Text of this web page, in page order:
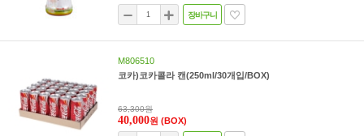
장바구니
M806510
코카)코카콜라 캔(250ml/30개입/BOX)
63,300원
40,000원 (BOX)